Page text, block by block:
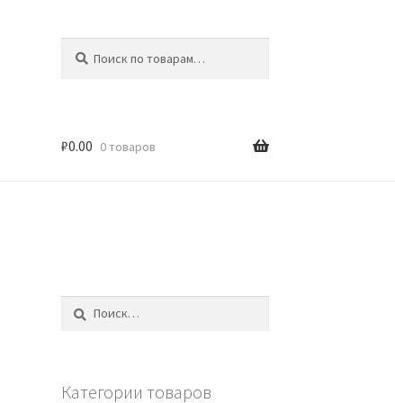
₽0.00 0 товаров
Найти:
Категории товаров